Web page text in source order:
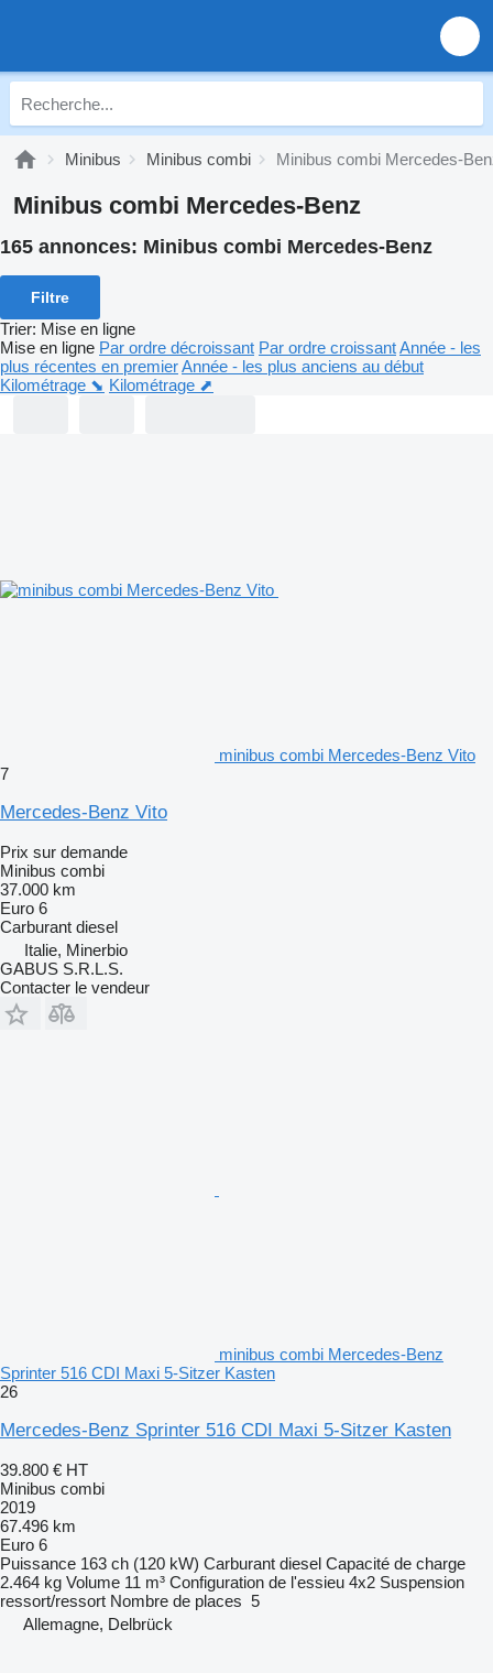
Minibus Minibus combi Minibus combi Mercedes-
Minibus combi Mercedes-Benz
165 annonces: Minibus combi Mercedes-Benz
Filtre
Trier: Mise en ligne
Mise en ligne Par ordre décroissant Par ordre croissantAnnée - les
plus récentes en premierAnnée - les plus anciens au début
Kilométrage ⬊ Kilométrage ⬈
minibus combi Mercedes-Benz Vito
7
Mercedes-Benz Vito
Prix sur demande
Minibus combi
37.000 km
Euro 6
Carburant diesel
Italie, Minerbio
GABUS S.R.L.S.
Contacter le vendeur
minibus combi Mercedes-Benz
Sprinter 516 CDI Maxi 5-Sitzer Kasten
26
Mercedes-Benz Sprinter 516 CDI Maxi 5-Sitzer Kasten
39.800 € HT
Minibus combi
2019
67.496 km
Euro 6
Puissance 163 ch (120 kW) Carburant diesel Capacité de charge
2.464 kg Volume 11 m³ Configuration de l'essieu 4x2 Suspension
ressort/ressort Nombre de places 5
Allemagne, Delbrück